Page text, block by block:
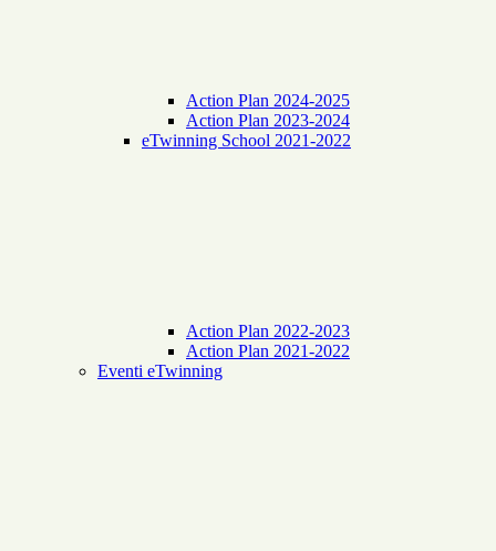
Action Plan 2024-2025
Action Plan 2023-2024
eTwinning School 2021-2022
Action Plan 2022-2023
Action Plan 2021-2022
Eventi eTwinning